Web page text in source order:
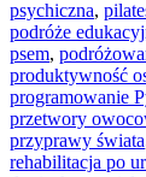
psychiczna,
podróże
psem,
produktywność
programowanie
przetwory
przyprawy świata
rehabilitacja po